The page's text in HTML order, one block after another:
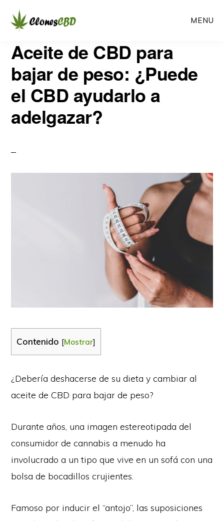
principal
barra
lateral
primaria
CBD
Clones
CBD
MENU
Aceite de CBD para
bajar de peso: ¿Puede
el CBD ayudarlo a
adelgazar?
Contenido [Mostrar]
¿Debería deshacerse de su dieta y cambiar al
aceite de CBD para bajar de peso?
Durante años, una imagen estereotipada del
consumidor de cannabis a menudo ha
involucrado a un tipo que vive en un sofá con una
bolsa de bocadillos crujientes.
Famoso por inducir el “antojo”, las suposiciones